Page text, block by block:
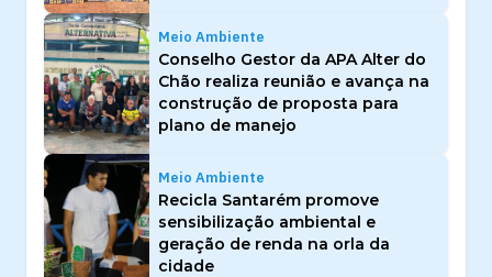
Meio Ambiente
Conselho Gestor da APA Alter do
Chão realiza reunião e avança na
construção de proposta para
plano de manejo
Meio Ambiente
Recicla Santarém promove
sensibilização ambiental e
geração de renda na orla da
cidade